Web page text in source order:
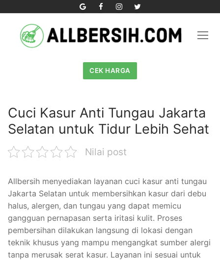
content
CEK HARGA
Cuci Kasur Anti Tungau Jakarta
Selatan untuk Tidur Lebih Sehat
Nilai post
Allbersih menyediakan layanan cuci kasur anti tungau
Jakarta Selatan untuk membersihkan kasur dari debu
halus, alergen, dan tungau yang dapat memicu
gangguan pernapasan serta iritasi kulit. Proses
pembersihan dilakukan langsung di lokasi dengan
teknik khusus yang mampu mengangkat sumber alergi
tanpa merusak serat kasur. Layanan ini sesuai untuk